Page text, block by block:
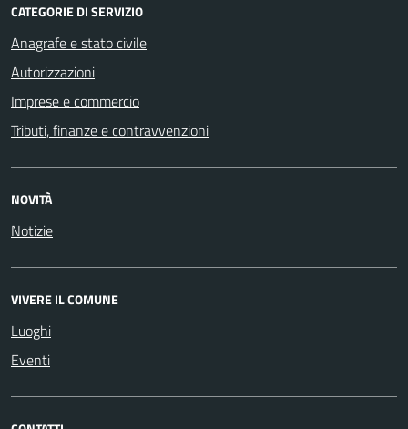
CATEGORIE DI SERVIZIO
Anagrafe e stato civile
Autorizzazioni
Imprese e commercio
Tributi, finanze e contravvenzioni
NOVITÀ
Notizie
VIVERE IL COMUNE
Luoghi
Eventi